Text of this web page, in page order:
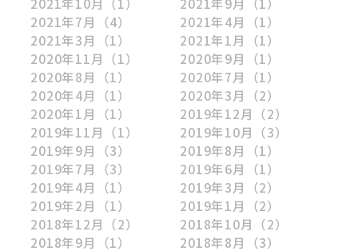
2021年7月
（4） 2021年4月
（1）
2021年3月
（1） 2021年1月
（1）
2020年11月 （1） 2020年9月
（1）
2020年8月
（1） 2020年7月
（1）
2020年4月
（1） 2020年3月
（2）
2020年1月
（1） 2019年12月 （2）
2019年11月 （1） 2019年10月 （3）
2019年9月
（3） 2019年8月
（1）
2019年7月
（3） 2019年6月
（1）
2019年4月
（1） 2019年3月
（2）
2019年2月
（1） 2019年1月
（2）
2018年12月 （2） 2018年10月 （2）
2018年9月
（1） 2018年8月
（3）